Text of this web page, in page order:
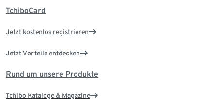
TchiboCard
Jetzt kostenlos registrieren
Jetzt Vorteile entdecken
Rund um unsere Produkte
Tchibo Kataloge & Magazine